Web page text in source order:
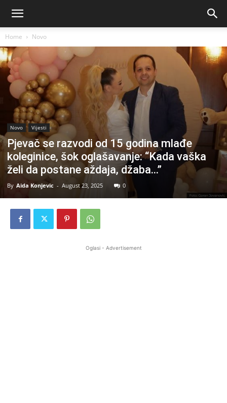
Home Novo
Novo Vijesti
Pjevač se razvodi od 15 godina mlađe
koleginice, šok oglašavanje: “Kada vaška
želi da postane aždaja, džaba…”
By Aida Konjevic - August 23, 2025 0
Oglasi - Advertisement